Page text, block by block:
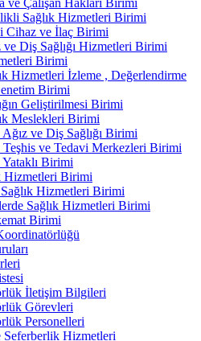
Sağlık Hizmetleri Birimi
Cihaz ve İlaç Birimi
ve Diş Sağlığı Hizmetleri Birimi
Birimi
Hizmetleri İzleme , Değerlendirme
Birimi
Geliştirilmesi Birimi
Meslekleri Birimi
ve Diş Sağlığı Birimi
Teşhis ve Tedavi Merkezleri Birimi
Birimi
Hizmetleri Birimi
Hizmetleri Birimi
Sağlık Hizmetleri Birimi
Birimi
İletişim Bilgileri
Görevleri
Personelleri
Seferberlik Hizmetleri